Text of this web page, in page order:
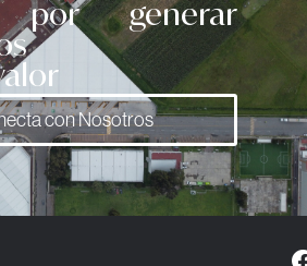
por generar
con Nosotros